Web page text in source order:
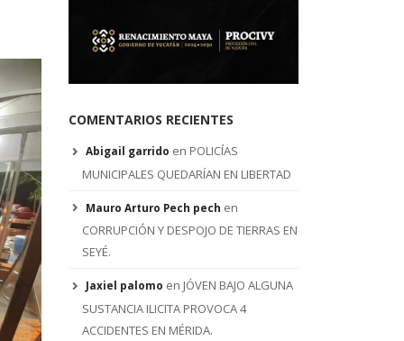
COMENTARIOS RECIENTES
Abigail garrido en POLICÍAS
MUNICIPALES QUEDARÍAN EN LIBERTAD
Mauro Arturo Pech pech en
CORRUPCIÓN Y DESPOJO DE TIERRAS EN
SEYÉ.
Jaxiel palomo en JÓVEN BAJO ALGUNA
SUSTANCIA ILICITA PROVOCA 4
ACCIDENTES EN MÉRIDA.